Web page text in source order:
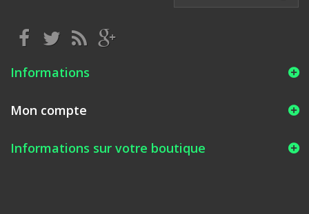
Informations
Mon compte
Informations sur votre boutique